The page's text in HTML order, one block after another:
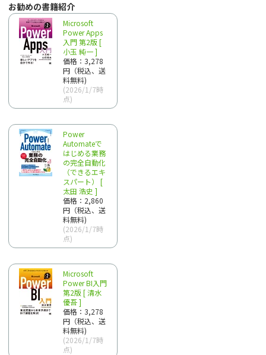
お勧めの書籍紹介
Microsoft
Power Apps
入門 第2版 [
小玉 純一 ]
価格：3,278
円（税込、送
料無料)
(2026/1/7時
点)
Power
Automateで
はじめる業務
の完全自動化
（できるエキ
スパート） [
太田 浩史 ]
価格：2,860
円（税込、送
料無料)
(2026/1/7時
点)
Microsoft
Power BI入門
第2版 [ 清水
優吾 ]
価格：3,278
円（税込、送
料無料)
(2026/1/7時
点)